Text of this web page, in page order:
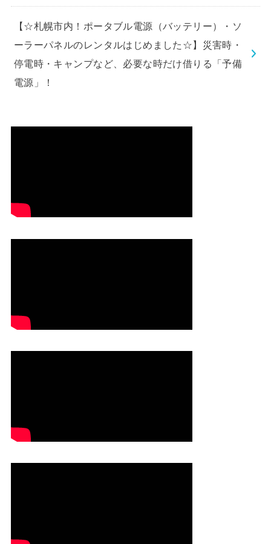
【☆札幌市内！ポータブル電源（バッテリー）・ソ
ーラーパネルのレンタルはじめました☆】災害時・
停電時・キャンプなど、必要な時だけ借りる「予備
電源」！